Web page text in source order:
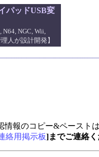
パッドUSB変
N64, NGC, Wii,
人が設計開発】
報のコピー&ペースト
絡用掲示板]までご連絡く